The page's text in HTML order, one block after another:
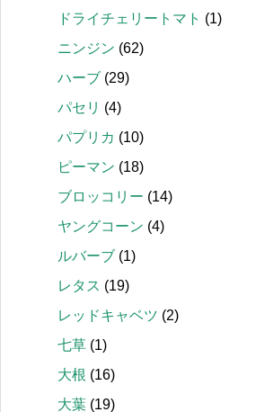
ドライチェリートマト (1)
ニンジン (62)
ハーブ (29)
パセリ (4)
パプリカ (10)
ピーマン (18)
ブロッコリー (14)
ヤングコーン (4)
ルバーブ (1)
レタス (19)
レッドキャベツ (2)
七草 (1)
大根 (16)
大葉 (19)